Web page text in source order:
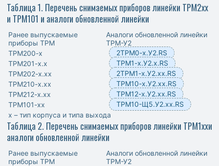
Таблица 1. Перечень снимаемых приборов линейки ТРМ2хх
и ТРМ101 и аналоги обновленной линейки
Ранее выпускаемые
приборы ТРМ
Аналоги обновленной линейки
ТРМ-У2
ТРМ200-х
2ТРМ0-х.У2.RS
ТРМ201-х.х
ТРМ1-х.У2.х.RS
ТРМ202-х.хх
2ТРМ1-х.У2.хх.RS
ТРМ210-х.хх
ТРМ10-х.У2.хх.RS
ТРМ212-х.хх
ТРМ12-х.У2.хх.RS
ТРМ101-хх
ТРМ10-Щ5.У2.хх.RS
х – тип корпуса и типа выхода
Таблица 2. Перечень снимаемых приборов линейки ТРМ1ххи
аналоги обновленной линейки
Ранее выпускаемые
приборы ТРМ
Аналоги обновленной линейки
ТРМ-У2